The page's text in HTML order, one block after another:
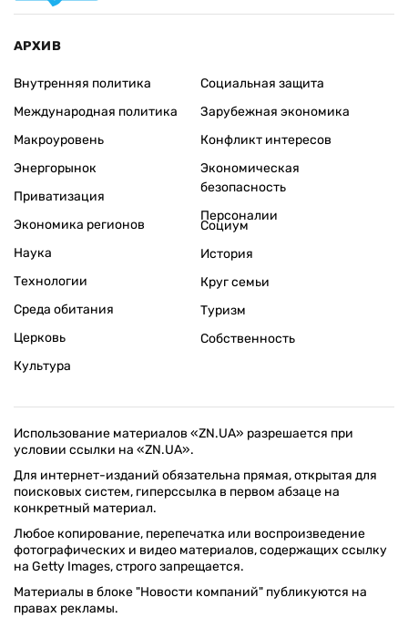
АРХИВ
Внутренняя политика
Международная политика
Макроуровень
Энергорынок
Приватизация
Экономика регионов
Социальная защита
Зарубежная экономика
Конфликт интересов
Экономическая
безопасность
Персоналии
Наука
Технологии
Среда обитания
Церковь
Культура
Социум
История
Круг семьи
Туризм
Собственность
Использование материалов «ZN.UA» разрешается при
условии ссылки на «ZN.UA».
Для интернет-изданий обязательна прямая, открытая для
поисковых систем, гиперссылка в первом абзаце на
конкретный материал.
Любое копирование, перепечатка или воспроизведение
фотографических и видео материалов, содержащих ссылку
на Getty Images, строго запрещается.
Материалы в блоке "Новости компаний" публикуются на
правах рекламы.